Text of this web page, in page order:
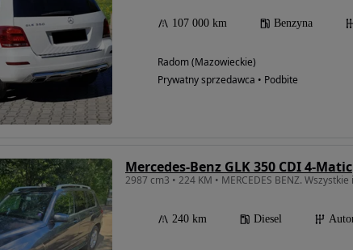
107 000 km Benzyna
Radom (Mazowieckie)
Prywatny sprzedawca • Podbite
Mercedes-Benz GLK 350 CDI 4-Matic
240 km Diesel